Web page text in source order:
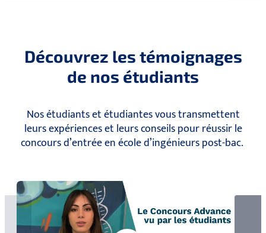
Découvrez les témoignages
de nos étudiants
Nos étudiants et étudiantes vous transmettent
leurs expériences et leurs conseils pour réussir le
concours d’entrée en école d’ingénieurs post-bac.